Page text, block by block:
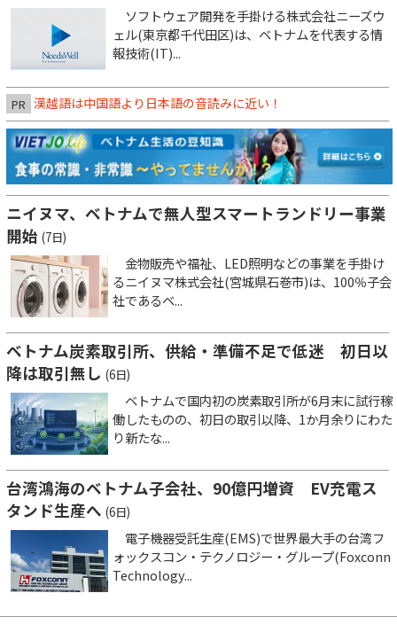
ソフトウェア開発を手掛ける株式会社ニーズウ
ェル(東京都千代田区)は、ベトナムを代表する情
報技術(IT)...
PR 漢越語は中国語より日本語の音読みに近い！
ニイヌマ、ベトナムで無人型スマートランドリー事業
開始 (7日)
金物販売や福祉、LED照明などの事業を手掛け
るニイヌマ株式会社(宮城県石巻市)は、100％子会
社であるベ...
ベトナム炭素取引所、供給・準備不足で低迷 初日以
降は取引無し (6日)
ベトナムで国内初の炭素取引所が6月末に試行稼
働したものの、初日の取引以降、1か月余りにわた
り新たな...
台湾鴻海のベトナム子会社、90億円増資 EV充電ス
タンド生産へ (6日)
電子機器受託生産(EMS)で世界最大手の台湾フ
ォックスコン・テクノロジー・グループ(Foxconn
Technology...